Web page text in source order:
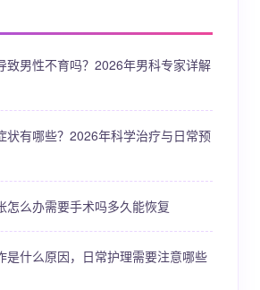
致男性不育吗？2026年男科专家详解
状有哪些？2026年科学治疗与日常预
怎么办需要手术吗多久能恢复
是什么原因，日常护理需要注意哪些